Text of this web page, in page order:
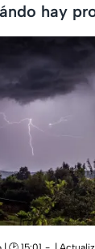
hay